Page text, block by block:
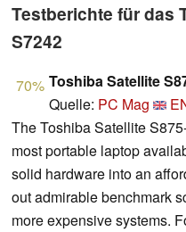
Testberichte für das
S7242
70% Toshiba Satellite
Quelle: PC Mag
The Toshiba Satellite
most portable laptop
solid hardware into an
out admirable benchmark
more expensive systems.